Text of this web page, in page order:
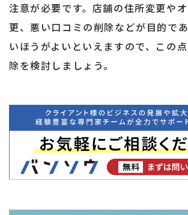
注意が必要です。店舗の住所変更や
更、悪い口コミの削除などが目的で
いほうがよいといえますので、この
除を検討しましょう。